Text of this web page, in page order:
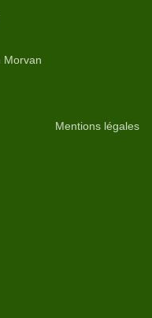
Morvan
Mentions légales